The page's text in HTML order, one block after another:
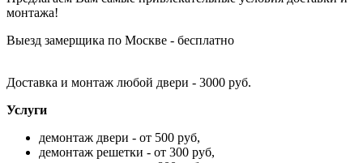
монтажа!
Выезд замерщика по Москве - бесплатно
Доставка и монтаж любой двери - 3000 руб.
Услуги
демонтаж двери - от 500 руб,
демонтаж решетки - от 300 руб,